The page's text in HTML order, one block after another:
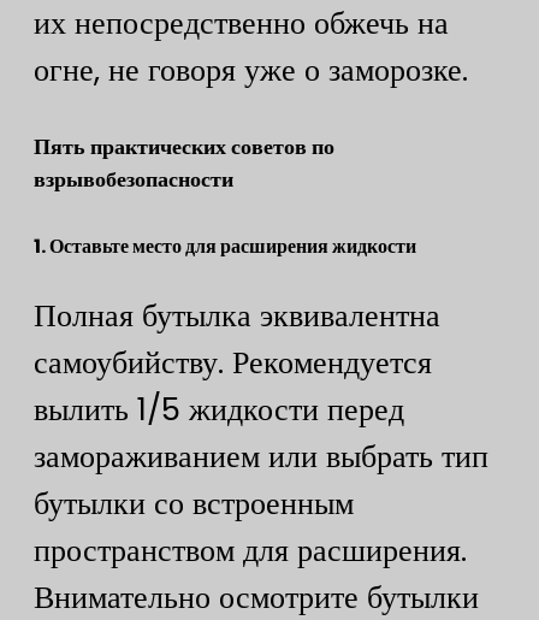
их непосредственно обжечь на
огне, не говоря уже о заморозке.
Пять практических советов по
взрывобезопасности
​1. Оставьте место для расширения жидкости​
Полная бутылка эквивалентна
самоубийству. Рекомендуется
вылить 1/5 жидкости перед
замораживанием или выбрать тип
бутылки со встроенным
пространством для расширения.
Внимательно осмотрите бутылки